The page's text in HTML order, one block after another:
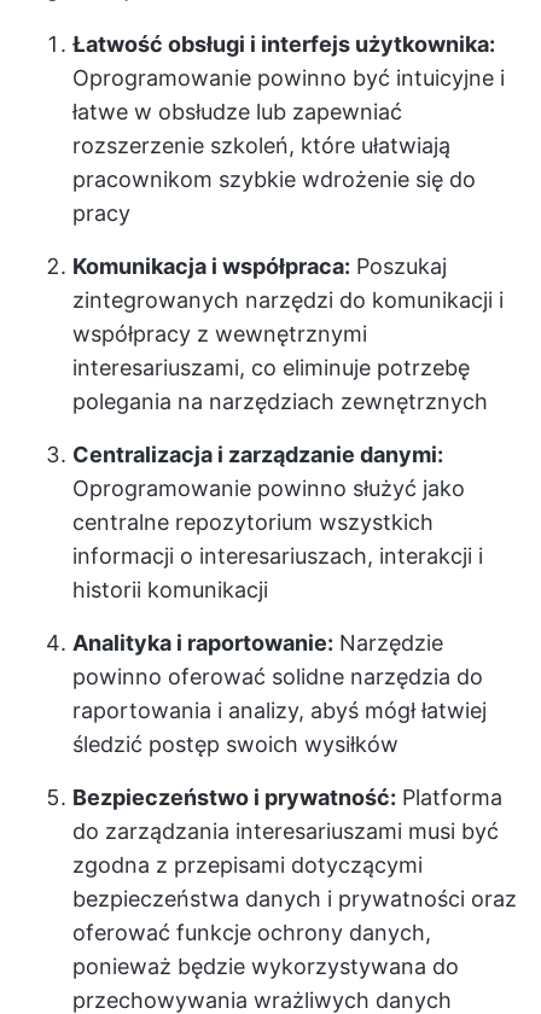
Łatwość obsługi i interfejs użytkownika:
Oprogramowanie powinno być intuicyjne i
łatwe w obsłudze lub zapewniać
rozszerzenie szkoleń, które ułatwiają
pracownikom szybkie wdrożenie się do
pracy
Komunikacja i współpraca: Poszukaj
zintegrowanych narzędzi do komunikacji i
współpracy z wewnętrznymi
interesariuszami, co eliminuje potrzebę
polegania na narzędziach zewnętrznych
Centralizacja i zarządzanie danymi:
Oprogramowanie powinno służyć jako
centralne repozytorium wszystkich
informacji o interesariuszach, interakcji i
historii komunikacji
Analityka i raportowanie: Narzędzie
powinno oferować solidne narzędzia do
raportowania i analizy, abyś mógł łatwiej
śledzić postęp swoich wysiłków
Bezpieczeństwo i prywatność: Platforma
do zarządzania interesariuszami musi być
zgodna z przepisami dotyczącymi
bezpieczeństwa danych i prywatności oraz
oferować funkcje ochrony danych,
ponieważ będzie wykorzystywana do
przechowywania wrażliwych danych